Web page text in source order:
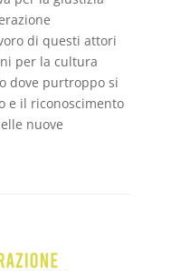
di questi attori
per la cultura
dove purtroppo si
e il riconoscimento
nuove